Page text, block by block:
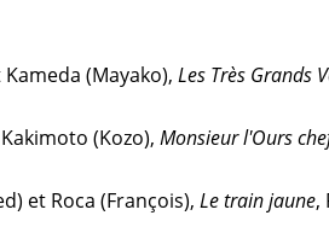
(Mayako), Les Très Grands
(Kozo), Monsieur l'Ours
et Roca (François), Le train jaune,